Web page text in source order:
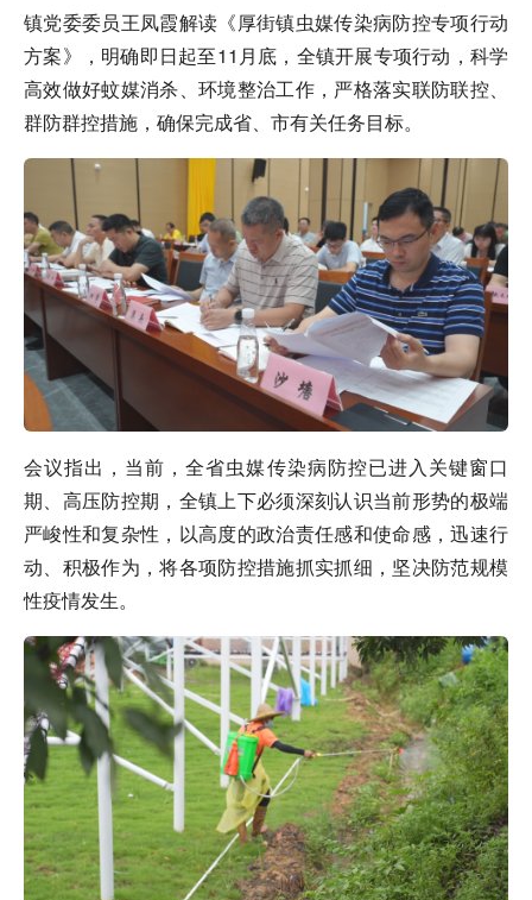
镇党委委员王凤霞解读《厚街镇虫媒传染病防控专项行动
方案》，明确即日起至11月底，全镇开展专项行动，科学
高效做好蚊媒消杀、环境整治工作，严格落实联防联控、
群防群控措施，确保完成省、市有关任务目标。
会议指出，当前，全省虫媒传染病防控已进入关键窗口
期、高压防控期，全镇上下必须深刻认识当前形势的极端
严峻性和复杂性，以高度的政治责任感和使命感，迅速行
动、积极作为，将各项防控措施抓实抓细，坚决防范规模
性疫情发生。